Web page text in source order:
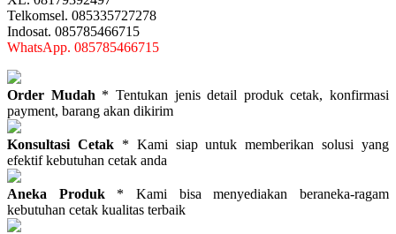
Telkomsel. 085335727278
Indosat. 085785466715
WhatsApp. 085785466715
Order Mudah * Tentukan jenis detail produk cetak, konfirmasi
payment, barang akan dikirim
Konsultasi Cetak* Kami siap untuk memberikan solusi yang
efektif kebutuhan cetak anda
Aneka Produk * Kami bisa menyediakan beraneka-ragam
kebutuhan cetak kualitas terbaik